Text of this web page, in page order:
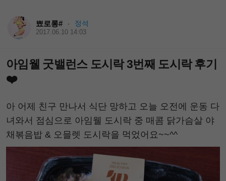
뾰로롱# · 정석
2017.06.10 14:03
아임웰 굿밸런스 도시락 3번째 도시락 후기
❤️
아 어제 친구 만나서 식단 망하고 오늘 오전에 운동 다
녀와서 점심으로 아임웰 도시락 중 매콤 닭가슴살 야
채볶음밥 & 오믈렛 도시락을 먹었어요~~^^